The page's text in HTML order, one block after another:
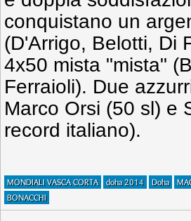
conquistano un
(D'Arrigo, Belotti, Di
4x50 mista "mista"
Ferraioli). Due
Marco Orsi (50 sl) e
record italiano).
MONDIALI VASCA CORTA doha 2014 Doha
BONACCHI